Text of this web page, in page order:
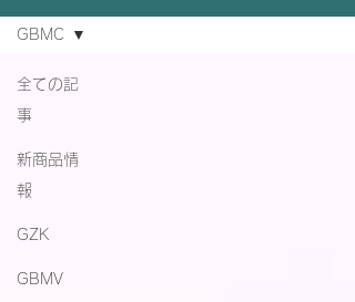
全ての記
事
新商品情
報
GZK
GBMV
GBMC